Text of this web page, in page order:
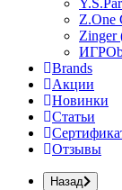
Z.One
Zinger
Brands
Акции
Новинки
Статьи
Отзывы
Назад